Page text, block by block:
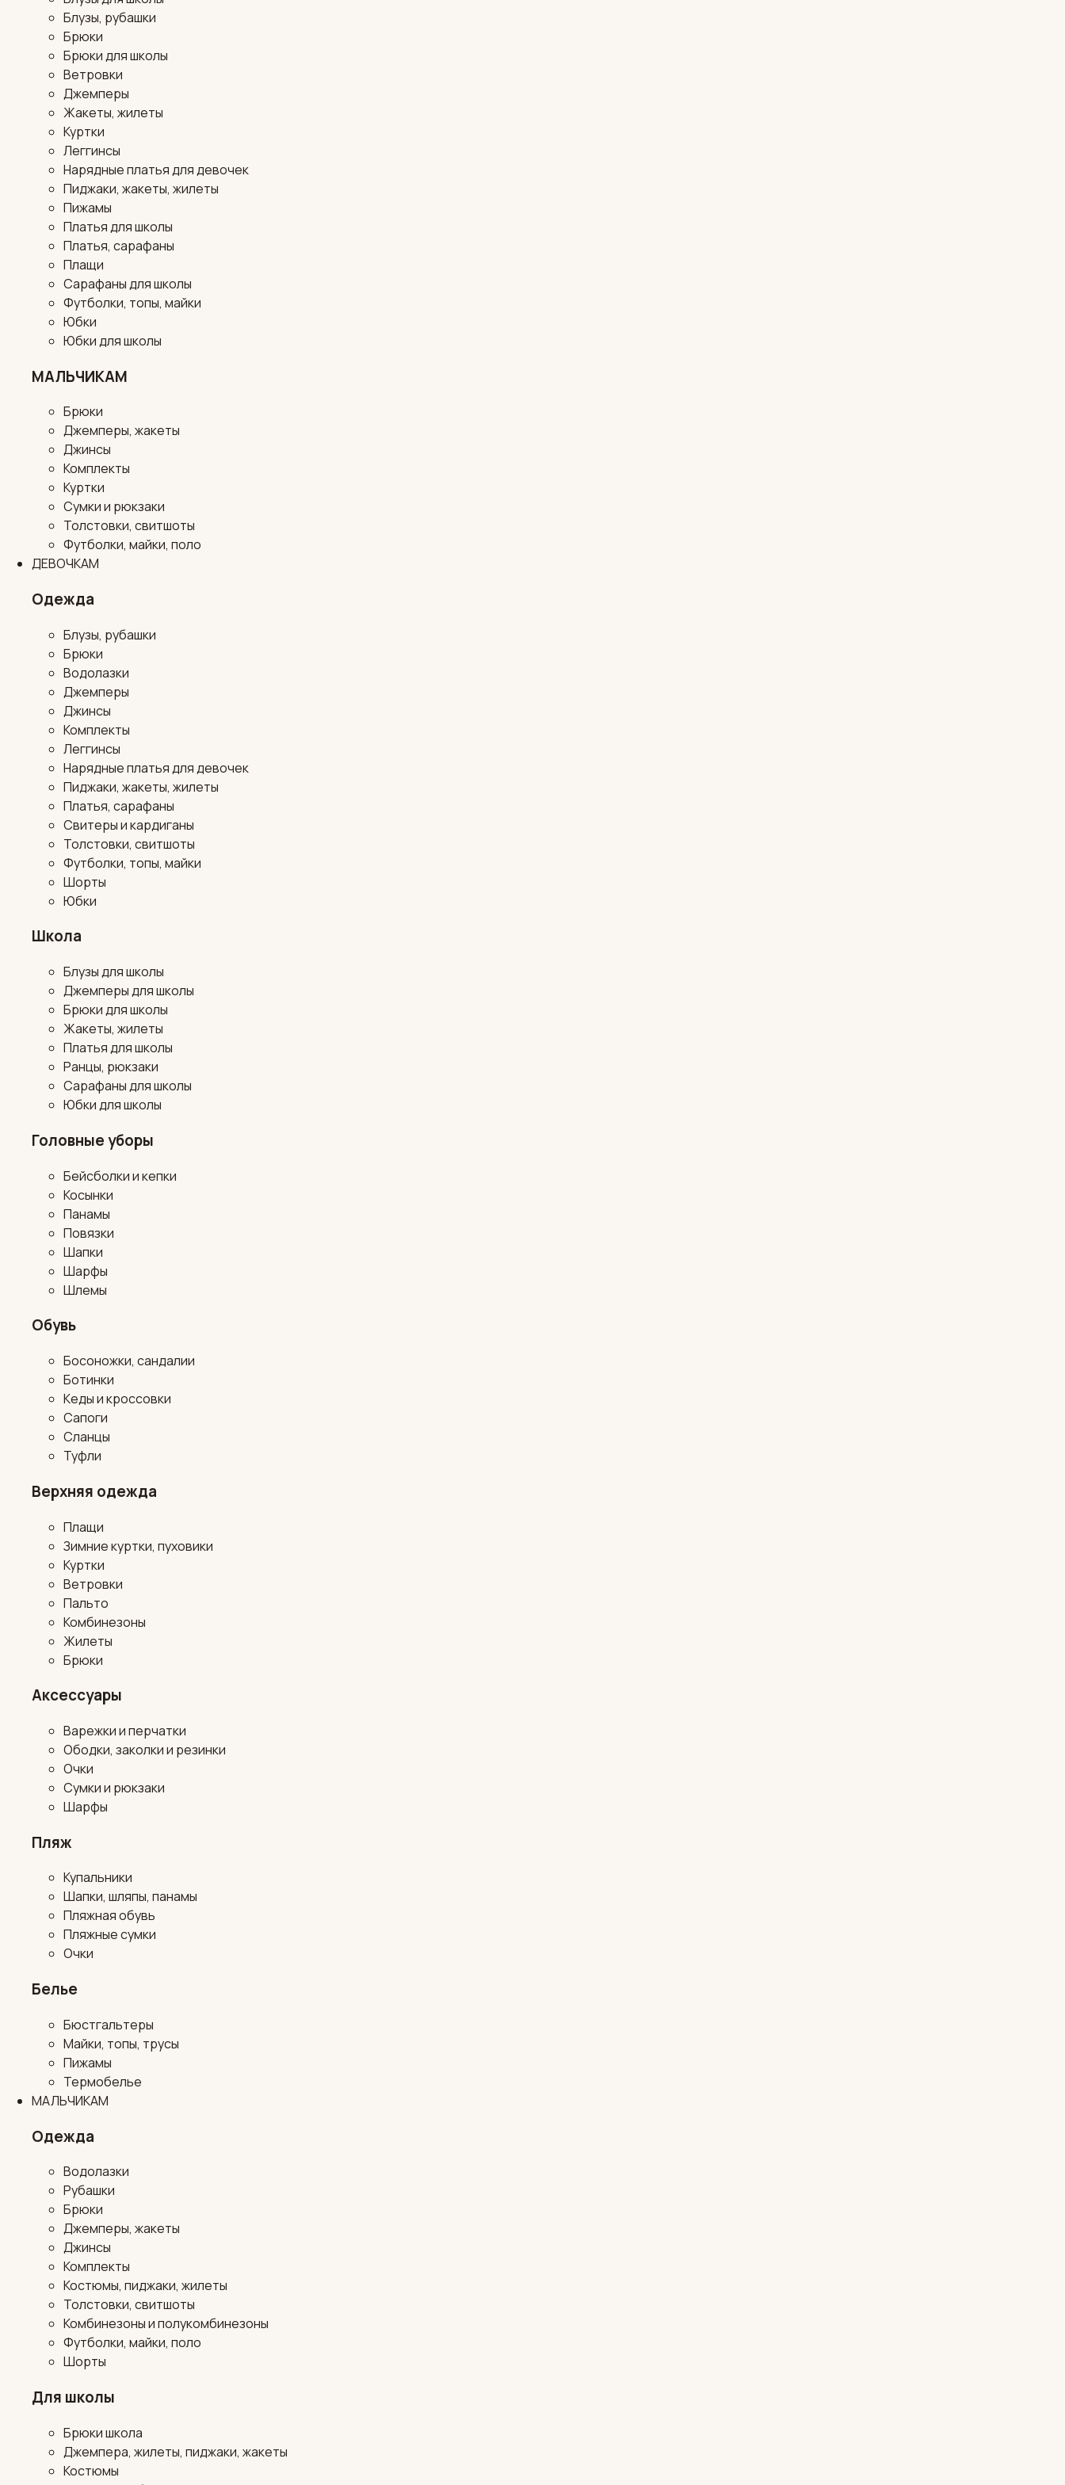
Блузы, рубашки
Брюки
Брюки для школы
Ветровки
Джемперы
Жакеты, жилеты
Куртки
Леггинсы
Нарядные платья для девочек
Пиджаки, жакеты, жилеты
Пижамы
Платья для школы
Платья, сарафаны
Плащи
Сарафаны для школы
Футболки, топы, майки
Юбки
Юбки для школы
МАЛЬЧИКАМ
Брюки
Джемперы, жакеты
Джинсы
Комплекты
Куртки
Сумки и рюкзаки
Толстовки, свитшоты
Футболки, майки, поло
ДЕВОЧКАМ
Одежда
Блузы, рубашки
Брюки
Водолазки
Джемперы
Джинсы
Комплекты
Леггинсы
Нарядные платья для девочек
Пиджаки, жакеты, жилеты
Платья, сарафаны
Свитеры и кардиганы
Толстовки, свитшоты
Футболки, топы, майки
Шорты
Юбки
Школа
Блузы для школы
Джемперы для школы
Брюки для школы
Жакеты, жилеты
Платья для школы
Ранцы, рюкзаки
Сарафаны для школы
Юбки для школы
Головные уборы
Бейсболки и кепки
Косынки
Панамы
Повязки
Шапки
Шарфы
Шлемы
Обувь
Босоножки, сандалии
Ботинки
Кеды и кроссовки
Сапоги
Сланцы
Туфли
Верхняя одежда
Плащи
Зимние куртки, пуховики
Куртки
Ветровки
Пальто
Комбинезоны
Жилеты
Брюки
Аксессуары
Варежки и перчатки
Ободки, заколки и резинки
Очки
Сумки и рюкзаки
Шарфы
Пляж
Купальники
Шапки, шляпы, панамы
Пляжная обувь
Пляжные сумки
Очки
Белье
Бюстгальтеры
Майки, топы, трусы
Пижамы
Термобелье
МАЛЬЧИКАМ
Одежда
Водолазки
Рубашки
Брюки
Джемперы, жакеты
Джинсы
Комплекты
Костюмы, пиджаки, жилеты
Толстовки, свитшоты
Комбинезоны и полукомбинезоны
Футболки, майки, поло
Шорты
Для школы
Брюки школа
Джемпера, жилеты, пиджаки, жакеты
Костюмы